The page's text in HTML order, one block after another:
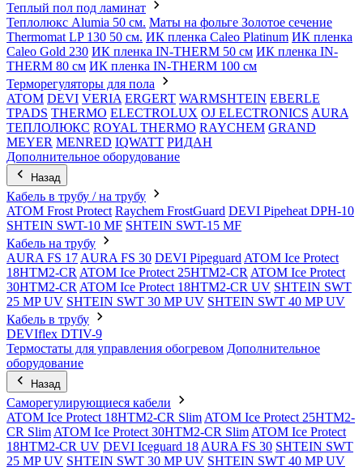
Теплый пол под ламинат
Теплолюкс Alumia 50 см. Маты на фольге Золотое сечение
Thermomat LP 130 50 cм. ИК пленка Caleo Platinum ИК пленка
Caleo Gold 230 ИК пленка IN-THERM 50 см ИК пленка IN-
THERM 80 см ИК пленка IN-THERM 100 см
Терморегуляторы для пола
ATOM DEVI VERIA ERGERT WARMSHTEIN EBERLE
TPADS THERMO ELECTROLUX OJ ELECTRONICS AURA
ТЕПЛОЛЮКС ROYAL THERMO RAYCHEM GRAND
MEYER MENRED IQWATT РИДАН
Дополнительное оборудование
Назад
Кабель в трубу / на трубу
ATOM Frost Protect Raychem FrostGuard DEVI Pipeheat DPH-10
SHTEIN SWT-10 MF SHTEIN SWT-15 MF
Кабель на трубу
AURA FS 17 AURA FS 30 DEVI Pipeguard ATOM Ice Protect
18HTM2-CR ATOM Ice Protect 25HTM2-CR ATOM Ice Protect
30HTM2-CR ATOM Ice Protect 18HTM2-CR UV SHTEIN SWT
25 MP UV SHTEIN SWT 30 MP UV SHTEIN SWT 40 MP UV
Кабель в трубу
DEVIflex DTIV-9
Термостаты для управления обогревом Дополнительное
оборудование
Назад
Саморегулирующиеся кабели
ATOM Ice Protect 18HTM2-CR Slim ATOM Ice Protect 25HTM2-
CR Slim ATOM Ice Protect 30HTM2-CR Slim ATOM Ice Protect
18HTM2-CR UV DEVI Iceguard 18 AURA FS 30 SHTEIN SWT
25 MP UV SHTEIN SWT 30 MP UV SHTEIN SWT 40 MP UV